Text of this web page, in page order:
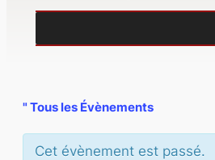
" Tous les Évènements
Cet évènement est passé.